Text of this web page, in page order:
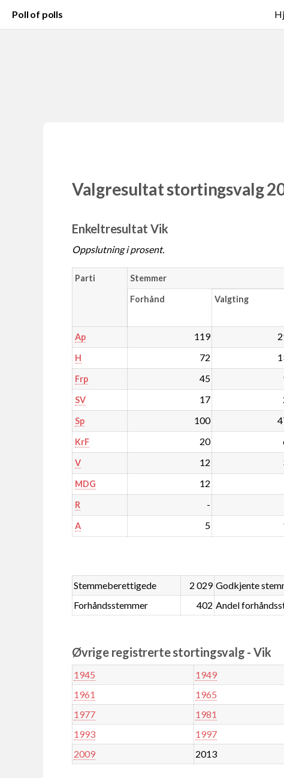
Poll of polls
Valgresultat stortingsvalg
Enkeltresultat Vik
Oppslutning i prosent.
Parti Stemmer
Forhånd Valgting
Ap 119
H 72
Frp 45
SV 17
Sp 100
KrF 20
V 12
MDG 12
R -
A 5
Stemmeberettigede 2 029 Godkjente
Forhåndsstemmer
402 Andel
Øvrige registrerte stortingsvalg - Vik
1945 1949
1961
1965
1977
1981
1993
1997
2009
2013